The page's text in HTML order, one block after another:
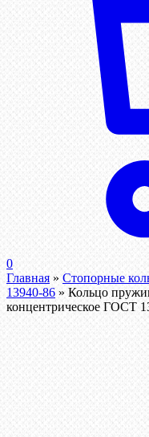
0
Главная » Стопорные
13940-86 » Кольцо
концентрическое ГОСТ